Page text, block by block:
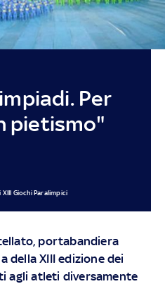
Per
pietismo"
Giochi Paralimpici
portabandiera
della XIII edizione dei
agli atleti diversamente